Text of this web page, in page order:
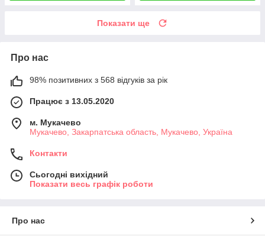
Показати ще
Про нас
98% позитивних з 568 відгуків за рік
Працює з 13.05.2020
м. Мукачево
Мукачево, Закарпатська область, Мукачево, Україна
Контакти
Сьогодні вихідний
Показати весь графік роботи
Про нас